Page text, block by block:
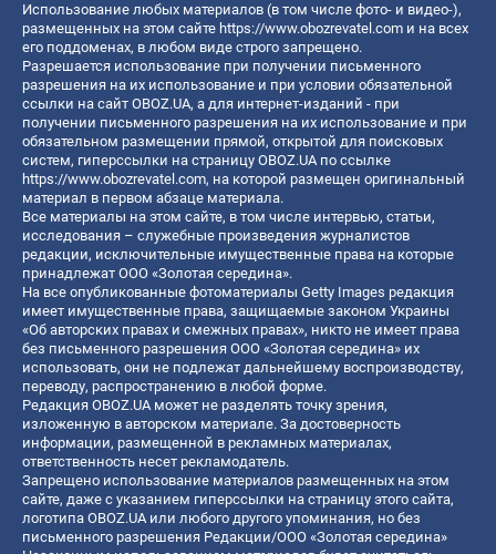
Использование любых материалов (в том числе фото- и видео-),
размещенных на этом сайте https://www.obozrevatel.com и на всех
его поддоменах, в любом виде строго запрещено.
Разрешается использование при получении письменного
разрешения на их использование и при условии обязательной
ссылки на сайт OBOZ.UA, а для интернет-изданий - при
получении письменного разрешения на их использование и при
обязательном размещении прямой, открытой для поисковых
систем, гиперссылки на страницу OBOZ.UA по ссылке
https://www.obozrevatel.com, на которой размещен оригинальный
материал в первом абзаце материала.
Все материалы на этом сайте, в том числе интервью, статьи,
исследования – служебные произведения журналистов
редакции, исключительные имущественные права на которые
принадлежат ООО «Золотая середина».
На все опубликованные фотоматериалы Getty Images редакция
имеет имущественные права, защищаемые законом Украины
«Об авторских правах и смежных правах», никто не имеет права
без письменного разрешения ООО «Золотая середина» их
использовать, они не подлежат дальнейшему воспроизводству,
переводу, распространению в любой форме.
Редакция OBOZ.UA может не разделять точку зрения,
изложенную в авторском материале. За достоверность
информации, размещенной в рекламных материалах,
ответственность несет рекламодатель.
Запрещено использование материалов размещенных на этом
сайте, даже с указанием гиперссылки на страницу этого сайта,
логотипа OBOZ.UA или любого другого упоминания, но без
письменного разрешения Редакции/ООО «Золотая середина»